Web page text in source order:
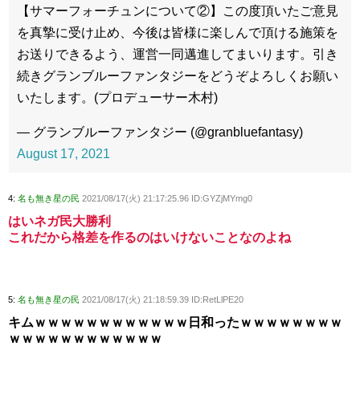
【サマーフォーチュンについて②】この度頂いたご意見
を真摯に受け止め、今後は皆様に楽しんで頂ける施策を
お送りできるよう、運営一同邁進してまいります。引き
続きグランブルーファンタジーをどうぞよろしくお願い
いたします。(プロデューサー木村)
— グランブルーファンタジー (@granbluefantasy)
August 17, 2021
4: 名も無き星の民 2021/08/17(火) 21:17:25.96 ID:GYZjMYmg0
はいネガ民大勝利
これだから格差を作るのはいけないことなのよね
5: 名も無き星の民 2021/08/17(火) 21:18:59.39 ID:RetLlPE20
キムｗｗｗｗｗｗｗｗｗｗｗｗ日和ったｗｗｗｗｗｗｗｗ
ｗｗｗｗｗｗｗｗｗｗｗｗ